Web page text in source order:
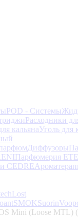
POD - Системы
Расходники
кальянаУголь для
Диффузоры
Парфюмерия ETE
CEDRE
Lost
SMOKSuorin
Mini (Loose MTL)